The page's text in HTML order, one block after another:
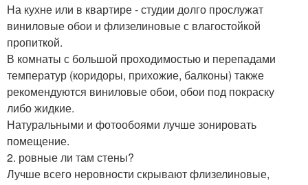
На кухне или в квартире - студии долго прослужат
виниловые обои и флизелиновые с влагостойкой
пропиткой.
В комнаты с большой проходимостью и перепадами
температур (коридоры, прихожие, балконы) также
рекомендуются виниловые обои, обои под покраску
либо жидкие.
Натуральными и фотообоями лучше зонировать
помещение.
2. ровные ли там стены?
Лучше всего неровности скрывают флизелиновые,